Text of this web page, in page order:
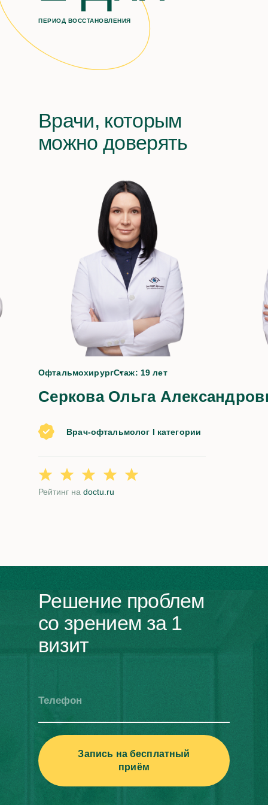
ПЕРИОД ВОССТАНОВЛЕНИЯ
Врачи, которым
можно доверять
ОфтальмохирургСтаж: 19 лет
Серкова Ольга
Врач-офтальмолог I категории
Рейтинг на doctu.ru
Решение проблем
со зрением за 1
визит
Телефон
Запись на бесплатный
приём